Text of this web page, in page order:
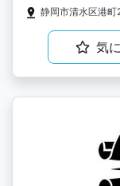
静岡市清水区港
気